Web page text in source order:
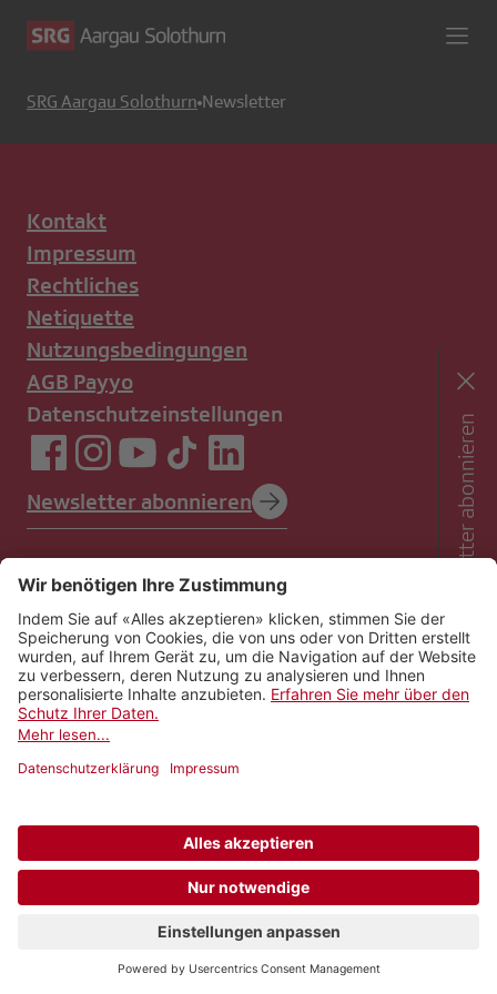
SRG Aargau Solothurn Newsletter
Newsletter abonnieren
Kontakt
Impressum
Rechtliches
Netiquette
Nutzungsbedingungen
AGB Payyo
Datenschutzeinstellungen
Newsletter abonnieren